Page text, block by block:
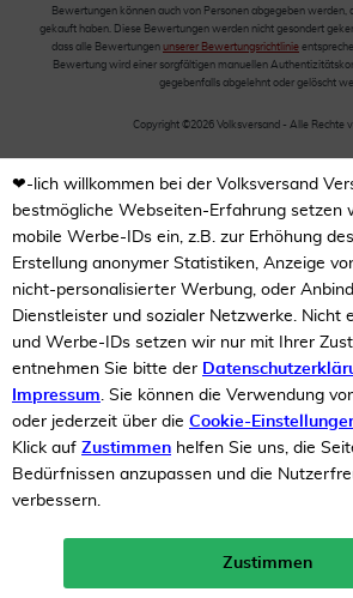
10%
Neukunden-Rabatt ab 49€!
mehr erfahren >
Bewertungen können auch von Personen abgegeben werden,
gekauft haben. Diese Bewertungen werden nicht gesondert
dass alle Bewertungen unserer Bewertungsrichtlinie
Bewertung wird einer sorgfältigen manuellen
gegebenfalls abgelehnt oder gelöscht
Copyright ©2026 Volksversand - Alle Rechte
❤-lich willkommen bei der Volksversand
bestmögliche Webseiten-Erfahrung setzen
mobile Werbe-IDs ein, z.B. zur Erhöhung
Erstellung anonymer Statistiken, Anzeige
nicht-personalisierter Werbung, oder
Dienstleister und sozialer Netzwerke. Nicht
und Werbe-IDs setzen wir nur mit Ihrer
entnehmen Sie bitte der
Impressum. Sie können die Verwendung
oder jederzeit über die Cookie-
Klick auf Zustimmen helfen Sie uns, die
Bedürfnissen anzupassen und die
verbessern.
Zustimmen